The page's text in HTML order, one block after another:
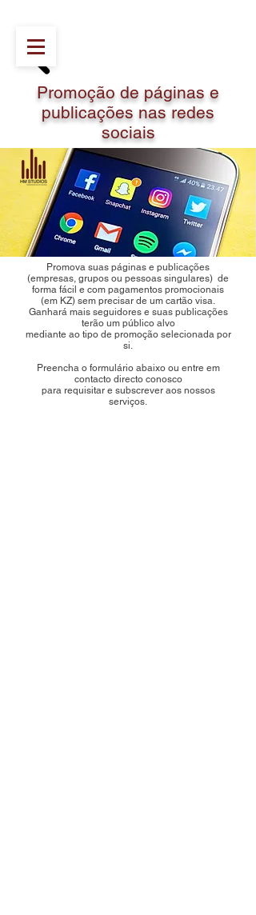
Promoção de páginas e
publicações nas redes
sociais
Promova suas páginas e publicações
(empresas, grupos ou pessoas singulares) de
forma fácil e com pagamentos promocionais
(em KZ) sem precisar de um cartão visa.
Ganhará mais seguidores e suas publicações
terão um público alvo
mediante ao tipo de promoção selecionada por
si.
Preencha o formulário abaixo ou entre em
contacto directo conosco
para requisitar e subscrever aos nossos
serviços.